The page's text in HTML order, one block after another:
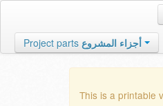
Project parts أجزاء المشروع
This is a printable